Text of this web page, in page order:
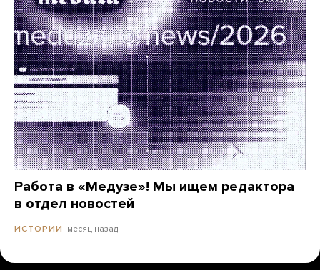
Работа в «Медузе»! Мы ищем редактора
в отдел новостей
ИСТОРИИ месяц назад